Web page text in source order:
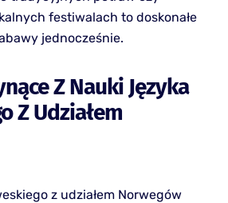
festiwalach to doskonałe
jednocześnie.
Z Nauki Języka
Z Udziałem
z udziałem Norwegów